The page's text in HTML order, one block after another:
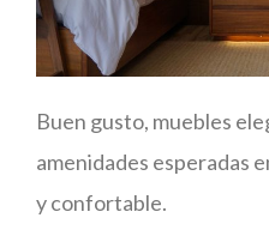
Buen gusto, muebles
amenidades esperadas
y confortable.